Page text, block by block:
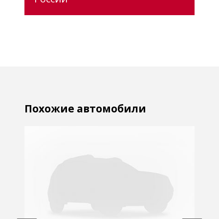
Похожие автомобили